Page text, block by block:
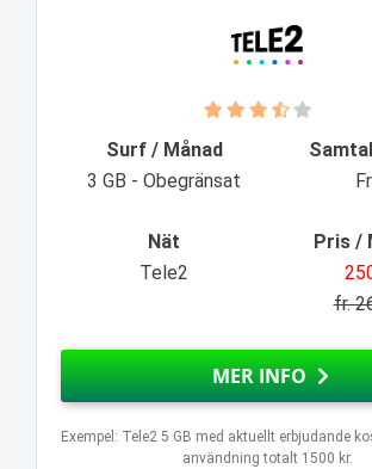
Surf / Månad
3 GB - Obegränsat
Nät
Tele2
Pris /
fr.
MER INFO
Exempel: Tele2 5 GB med aktuellt erbjudande
användning totalt 1500 kr.